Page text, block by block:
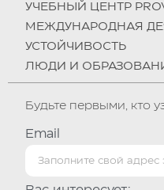
УЧЕБНЫЙ ЦЕНТР
МЕЖДУНАРОДНАЯ
УСТОЙЧИВОСТЬ
ЛЮДИ И
Будьте первыми, кто
Email